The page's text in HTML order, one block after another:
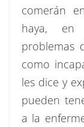
comerán
haya, en
problemas
como
les dice y
pueden
a la